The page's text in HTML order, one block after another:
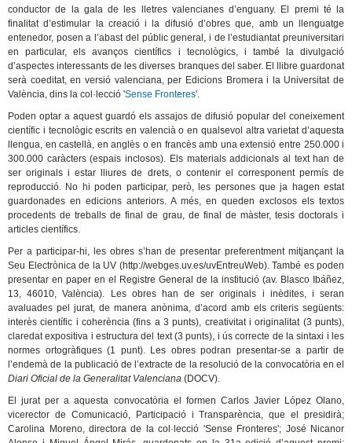
conductor de la gala de les lletres valencianes d’enguany. El premi té la
finalitat d’estimular la creació i la difusió d’obres que, amb un llenguatge
entenedor, posen a l’abast del públic general, i de l’estudiantat preuniversitari
en particular, els avanços científics i tecnològics, i també la divulgació
d’aspectes interessants de les diverses branques del saber. El llibre guardonat
serà coeditat, en versió valenciana, per Edicions Bromera i la Universitat de
València, dins la col·lecció 'Sense Fronteres'.
Poden optar a aquest guardó els assajos de difusió popular del coneixement
científic i tecnològic escrits en valencià o en qualsevol altra varietat d’aquesta
llengua, en castellà, en anglès o en francès amb una extensió entre 250.000 i
300.000 caràcters (espais inclosos). Els materials addicionals al text han de
ser originals i estar lliures de drets, o contenir el corresponent permís de
reproducció. No hi poden participar, però, les persones que ja hagen estat
guardonades en edicions anteriors. A més, en queden exclosos els textos
procedents de treballs de final de grau, de final de màster, tesis doctorals i
articles científics.
Per a participar-hi, les obres s’han de presentar preferentment mitjançant la
Seu Electrònica de la UV (http://webges.uv.es/uvEntreuWeb). També es poden
presentar en paper en el Registre General de la institució (av. Blasco Ibáñez,
13, 46010, València). Les obres han de ser originals i inèdites, i seran
avaluades pel jurat, de manera anònima, d’acord amb els criteris següents:
interès científic i coherència (fins a 3 punts), creativitat i originalitat (3 punts),
claredat expositiva i estructura del text (3 punts), i ús correcte de la sintaxi i les
normes ortogràfiques (1 punt). Les obres podran presentar-se a partir de
l’endemà de la publicació de l’extracte de la resolució de la convocatòria en el
Diari Oficial de la Generalitat Valenciana (DOCV).
El jurat per a aquesta convocatòria el formen Carlos Javier López Olano,
vicerector de Comunicació, Participació i Transparència, que el presidirà;
Carolina Moreno, directora de la col·lecció 'Sense Fronteres'; José Nicanor